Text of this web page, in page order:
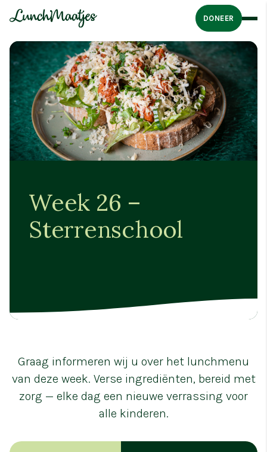
DONEER
Week 26 –
Sterrenschool
Graag informeren wij u over het lunchmenu
van deze week. Verse ingrediënten, bereid met
zorg — elke dag een nieuwe verrassing voor
alle kinderen.